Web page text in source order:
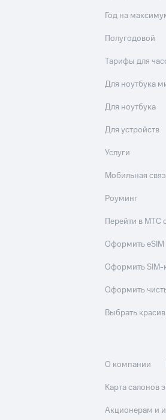
Год на
Полугодовой
Тарифы для
Для ноутбука
Для ноутбука
Для устройств
Услуги
Мобильная
Роуминг
Перейти в МТС
Оформить eSIM
Оформить SIM-
Оформить
Выбрать
О компании
Карта салонов
Акционерам и